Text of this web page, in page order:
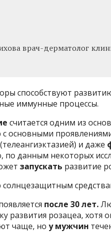
врач-дерматолог
способствуют
иммунные процессы.
считается одним из
основными
(телеангиэктазией) и даже
по данным некоторых
запускать развитие
солнцезащитным
после 30 лет.
розацеа, хотя
чаще, но у мужчин